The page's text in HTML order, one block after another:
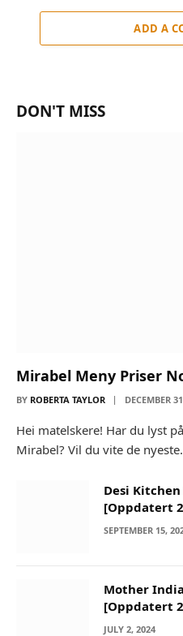
ADD A
DON'T MISS
Mirabel Meny Priser
BY ROBERTA TAYLOR DECEMBER
Hei matelskere! Har du lyst
Mirabel? Vil du vite de
Desi
[Oppdatert
SEPTEMBER 15,
Mother
[Oppdatert
JULY 2, 2024